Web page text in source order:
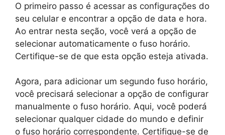
O primeiro passo é acessar as configurações do
seu celular e encontrar a opção de data e hora.
Ao entrar nesta seção, você verá a opção de
selecionar automaticamente o fuso horário.
Certifique-se de que esta opção esteja ativada.
Agora, para adicionar um segundo fuso horário,
você precisará selecionar a opção de configurar
manualmente o fuso horário. Aqui, você poderá
selecionar qualquer cidade do mundo e definir
o fuso horário correspondente. Certifique-se de